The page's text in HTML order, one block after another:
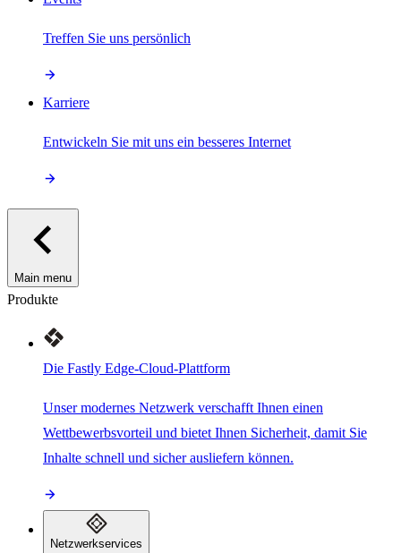
Treffen Sie uns persönlich
Karriere
Entwickeln Sie mit uns ein besseres Internet
Main menu
Produkte
Die Fastly Edge-Cloud-Plattform
Unser modernes Netzwerk verschafft Ihnen einen
Wettbewerbsvorteil und bietet Ihnen Sicherheit, damit Sie
Inhalte schnell und sicher ausliefern können.
Netzwerkservices